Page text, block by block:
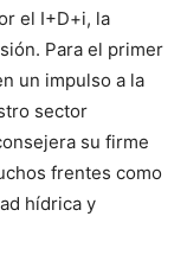
el I+D+i, la
Para el primer
un impulso a la
sector
su firme
frentes como
hídrica y